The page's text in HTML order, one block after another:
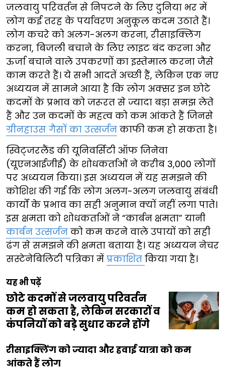
जलवायु परिवर्तन से निपटने के लिए दुनिया भर में
लोग कई तरह के पर्यावरण अनुकूल कदम उठाते हैं।
लोग कचरे को अलग-अलग करना, रीसाइक्लिंग
करना, बिजली बचाने के लिए लाइट बंद करना और
ऊर्जा बचाने वाले उपकरणों का इस्तेमाल करना जैसे
काम करते हैं। ये सभी आदतें अच्छी हैं, लेकिन एक नए
अध्ययन में सामने आया है कि लोग अक्सर इन छोटे
कदमों के प्रभाव को जरूरत से ज्यादा बड़ा समझ लेते
हैं और उन कदमों के महत्व को कम आंकते हैं जिनसे
ग्रीनहाउस गैसों का उत्सर्जन काफी कम हो सकता है।
स्विट्जरलैंड की यूनिवर्सिटी ऑफ जिनेवा
(यूएनआईजीई) के शोधकर्ताओं ने करीब 3,000 लोगों
पर अध्ययन किया। इस अध्ययन में यह समझने की
कोशिश की गई कि लोग अलग-अलग जलवायु संबंधी
कार्यों के प्रभाव का सही अनुमान क्यों नहीं लगा पाते।
इस क्षमता को शोधकर्ताओं ने “कार्बन क्षमता” यानी
कार्बन उत्सर्जन को कम करने वाले उपायों को सही
ढंग से समझने की क्षमता बताया है। यह अध्ययन नेचर
सस्टेनेबिलिटी पत्रिका में प्रकाशित किया गया है।
यह भी पढ़ें
छोटे कदमों से जलवायु परिवर्तन
कम हो सकता है, लेकिन सरकारों व
कंपनियों को बड़े सुधार करने होंगे
रीसाइक्लिंग को ज्यादा और हवाई यात्रा को कम
आंकते हैं लोग